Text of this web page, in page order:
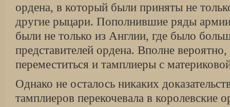
ордена, в который были приняты не
другие рыцари. Пополнившие ряды
были не только из Англии, где было
представителей ордена. Вполне
переместиться и тамплиеры с
Однако не осталось никаких
тамплиеров перекочевала в королевские